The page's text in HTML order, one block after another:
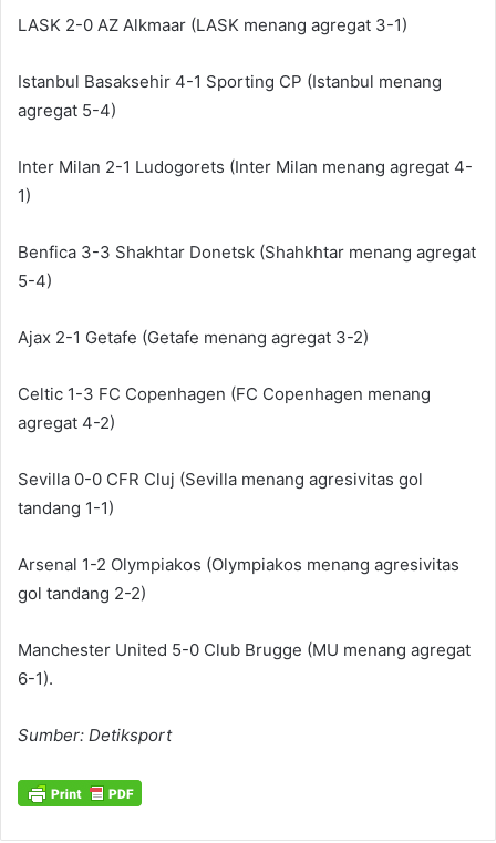
LASK 2-0 AZ Alkmaar (LASK menang agregat 3-1)
Istanbul Basaksehir 4-1 Sporting CP (Istanbul menang
agregat 5-4)
Inter Milan 2-1 Ludogorets (Inter Milan menang agregat 4-
1)
Benfica 3-3 Shakhtar Donetsk (Shahkhtar menang agregat
5-4)
Ajax 2-1 Getafe (Getafe menang agregat 3-2)
Celtic 1-3 FC Copenhagen (FC Copenhagen menang
agregat 4-2)
Sevilla 0-0 CFR Cluj (Sevilla menang agresivitas gol
tandang 1-1)
Arsenal 1-2 Olympiakos (Olympiakos menang agresivitas
gol tandang 2-2)
Manchester United 5-0 Club Brugge (MU menang agregat
6-1).
Sumber: Detiksport